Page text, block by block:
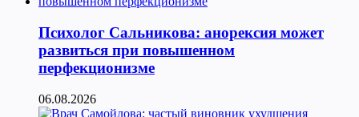
Психолог Сальникова: анорексия может
развиться при повышенном
перфекционизме
06.08.2026